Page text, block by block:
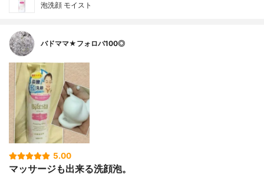
泡洗顔 モイスト
バドママ★フォロバ100◎
5.00
マッサージも出来る洗顔泡。